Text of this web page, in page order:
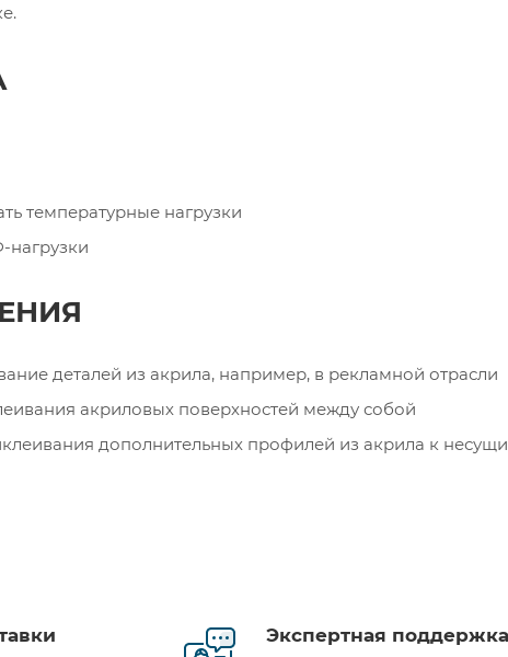
температурные нагрузки
нагрузки
деталей из акрила, например, в рекламной отрасли
акриловых поверхностей между собой
дополнительных профилей из акрила к
Экспертная поддержка